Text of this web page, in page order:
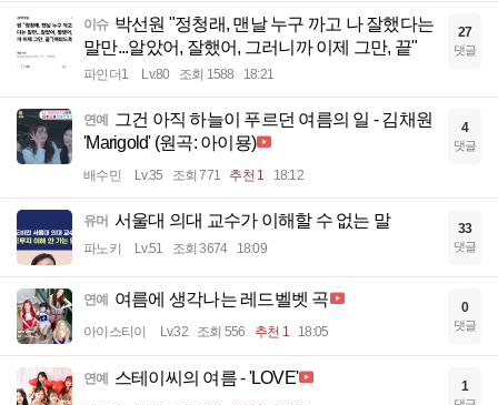
이슈 박선원 "정청래, 맨날 누구 까고 나 잘했다는
말만...알았어, 잘했어, 그러니까 이제 그만, 끝"
파인더1 Lv.80 조회 1588 18:21
27
댓글
연예 그건 아직 하늘이 푸르던 여름의 일 - 김채원
'Marigold' (원곡: 아이묭)
배수민 Lv.35 조회 771 추천 1 18:12
4
댓글
유머 서울대 의대 교수가 이해할 수 없는 말
파노키 Lv.51 조회 3674 18:09
33
댓글
연예 여름에 생각나는 레드벨벳 곡
아이스티이 Lv.32 조회 556 추천 1 18:05
0
댓글
연예 스테이씨의 여름 - 'LOVE' 1